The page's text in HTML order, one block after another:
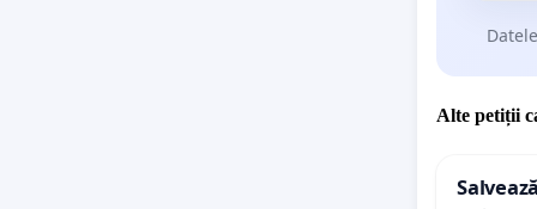
Alte petiții